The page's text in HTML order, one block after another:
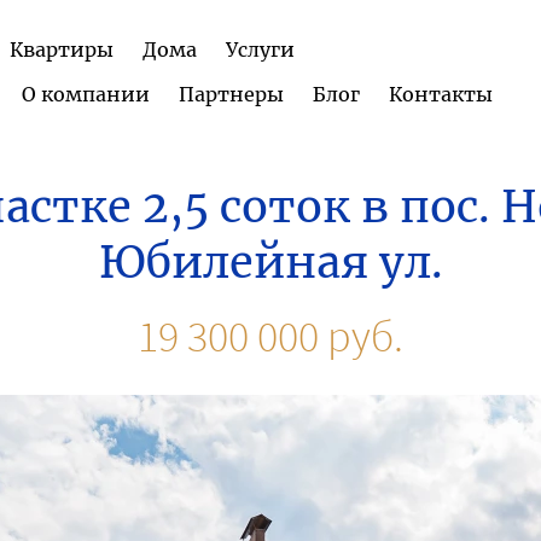
Квартиры Дома
Услуги
О компании
Партнеры Блог Контакты
2,5 соток в
Юбилейная ул.
19 300 000 руб.